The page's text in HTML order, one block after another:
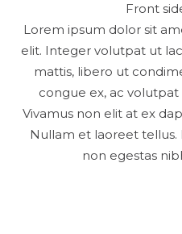
Front
Lorem ipsum dolor sit
elit. Integer volutpat ut
mattis, libero ut
congue ex, ac
Vivamus non elit at ex
Nullam et laoreet tellus.
non egestas